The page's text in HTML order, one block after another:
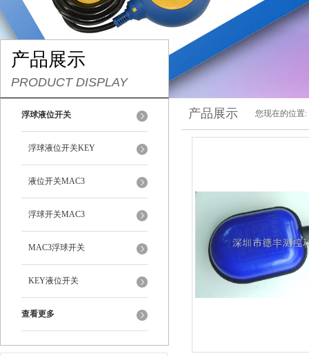
产品展示
PRODUCT DISPLAY
浮球液位开关
浮球液位开关KEY
液位开关MAC3
浮球开关MAC3
MAC3浮球开关
KEY液位开关
查看更多
产品展示 您现在的位置: